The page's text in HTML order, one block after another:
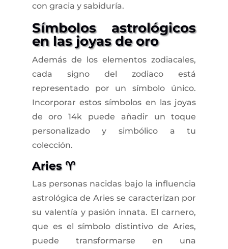
con gracia y sabiduría.
Símbolos astrológicos
en las joyas de oro
Además de los elementos zodiacales,
cada signo del zodiaco está
representado por un símbolo único.
Incorporar estos símbolos en las joyas
de oro 14k puede añadir un toque
personalizado y simbólico a tu
colección.
Aries ♈
Las personas nacidas bajo la influencia
astrológica de Aries se caracterizan por
su valentía y pasión innata. El carnero,
que es el símbolo distintivo de Aries,
puede transformarse en una